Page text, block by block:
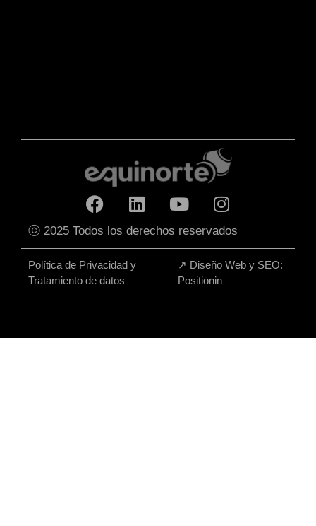
ⓒ 2025 Todos los derechos reservados
Política de Privacidad y
Tratamiento de datos
↗ Diseño Web y SEO:
Positionin